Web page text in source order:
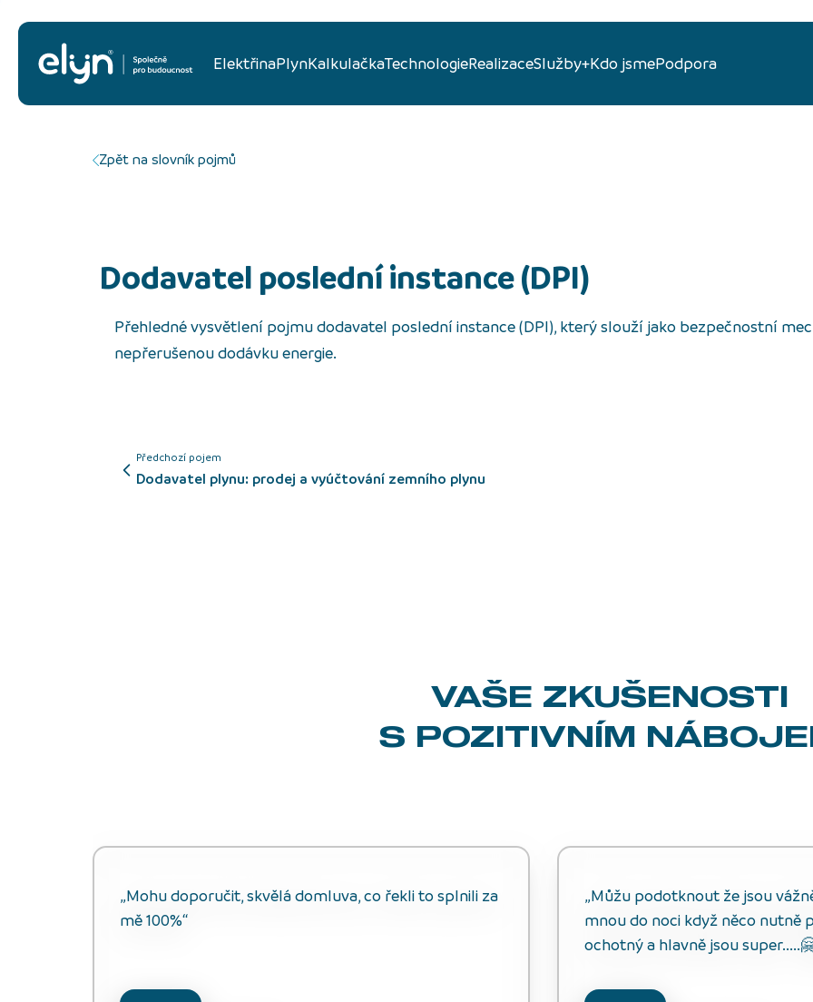
ElektřinaPlynKalkulačkaTechnologieRealizaceSlužby+Kdo jsmePodpora
Zpět na slovník pojmů
Dodavatel poslední instance (DPI)
Přehledné vysvětlení pojmu dodavatel poslední instance (DPI), který slouží jako bezpečnostní
nepřerušenou dodávku energie.
Předchozí pojem
Dodavatel plynu: prodej a vyúčtování zemního plynu
VAŠE ZKUŠENOSTI
S POZITIVNÍM
„Mohu doporučit, skvělá domluva, co řekli to splnili za
mě 100%“
„Můžu podotknout že jsou
mnou do noci když něco nutně
ochotný a hlavně jsou